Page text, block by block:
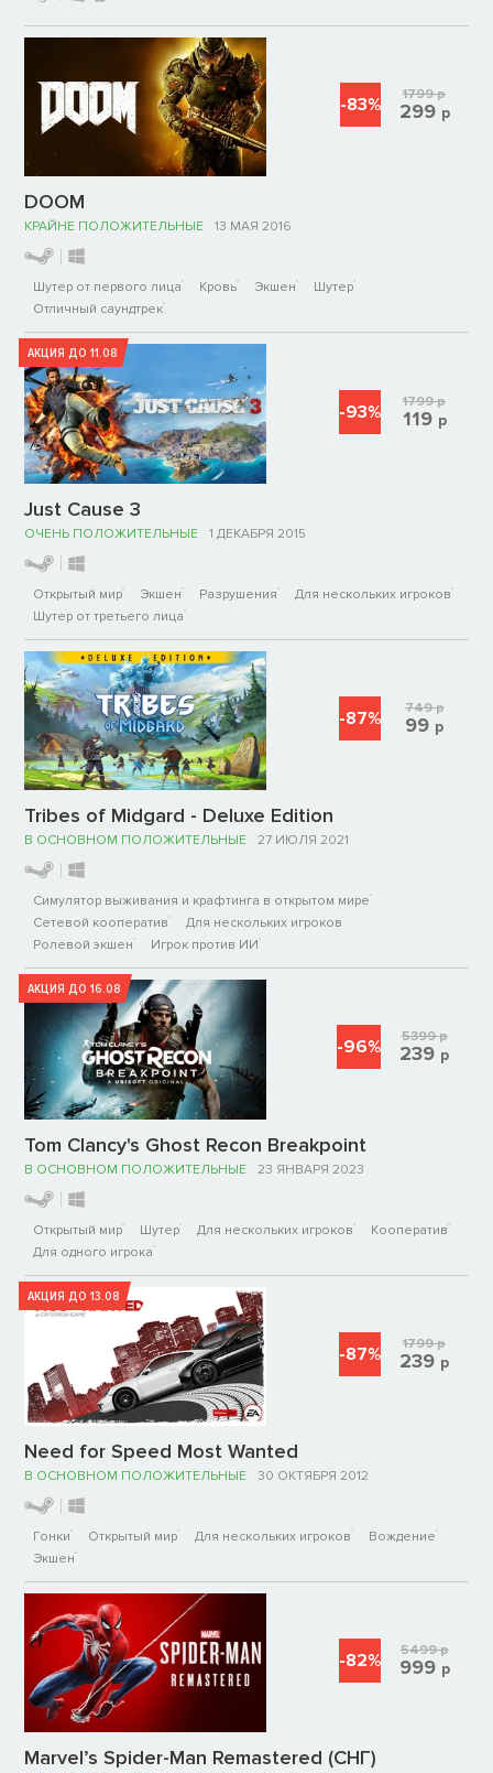
DOOM
КРАЙНЕ ПОЛОЖИТЕЛЬНЫЕ 13 МАЯ 2016
Шутер от первого лица Кровь Экшен
Шутер
Отличный саундтрек
-83% 1799р
299 р
АКЦИЯ ДО 11.08
Just Cause 3
ОЧЕНЬ ПОЛОЖИТЕЛЬНЫЕ 1 ДЕКАБРЯ 2015
Открытый мир Экшен Разрушения
Для нескольких игроков
Шутер от третьего лица
-93% 1799р
119 р
Tribes of Midgard - Deluxe Edition
В ОСНОВНОМ ПОЛОЖИТЕЛЬНЫЕ 27 ИЮЛЯ 2021
Симулятор выживания и крафтинга в открытом мире
Сетевой кооператив
Для нескольких игроков
Ролевой экшен
Игрок против ИИ
-87% 749р
99 р
АКЦИЯ ДО 16.08
Tom Clancy's Ghost Recon Breakpoint
В ОСНОВНОМ ПОЛОЖИТЕЛЬНЫЕ 23 ЯНВАРЯ 2023
Открытый мир Шутер Для нескольких игроков
Кооператив
Для одного игрока
-96% 5399р
239 р
АКЦИЯ ДО 13.08
Need for Speed Most Wanted
В ОСНОВНОМ ПОЛОЖИТЕЛЬНЫЕ 30 ОКТЯБРЯ 2012
Гонки Открытый мир Для нескольких игроков
Вождение
Экшен
-87% 1799р
239 р
Marvel’s Spider-Man Remastered (СНГ)
-82% 5499р
999 р